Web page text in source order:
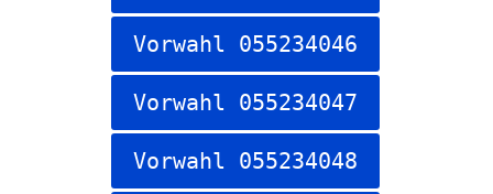
Vorwahl 055234046
Vorwahl 055234047
Vorwahl 055234048